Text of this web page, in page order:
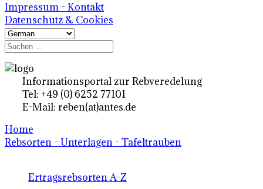
Impressum - Kontakt
Datenschutz & Cookies
Informationsportal zur Rebveredelung
Tel: +49 (0) 6252 77101
E-Mail: reben(at)antes.de
Home
Rebsorten - Unterlagen - Tafeltrauben
Ertragsrebsorten A-Z